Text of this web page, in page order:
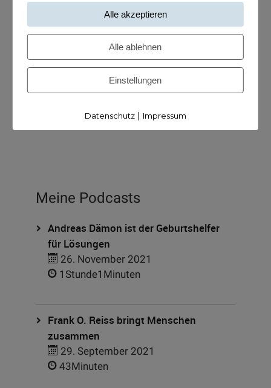
Newsletter
Meine Podcasts
Andreas Dämon ist der Geburtshelfer
für Lösungen
26. November 2021
1Stunde1Minuten
Frank O. Reiss bringt Menschen
zusammen
29. September 2021
43Minuten
Alle akzeptieren
Alle ablehnen
Einstellungen
Datenschutz| Impressum